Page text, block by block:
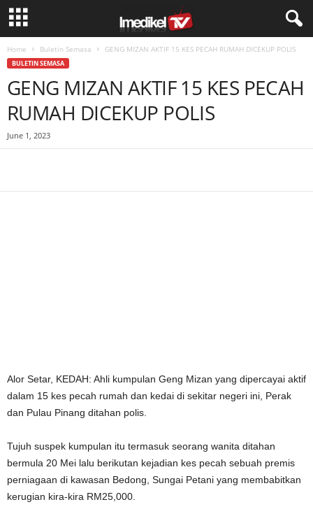
Home Buletin Semasa GENG MIZAN AKTIF 15 KES PECAH RUMAH DICEKUP POLIS
BULETIN SEMASA
GENG MIZAN AKTIF 15 KES PECAH
RUMAH DICEKUP POLIS
June 1, 2023
Alor Setar, KEDAH: Ahli kumpulan Geng Mizan yang dipercayai aktif
dalam 15 kes pecah rumah dan kedai di sekitar negeri ini, Perak
dan Pulau Pinang ditahan polis.
Tujuh suspek kumpulan itu termasuk seorang wanita ditahan
bermula 20 Mei lalu berikutan kejadian kes pecah sebuah premis
perniagaan di kawasan Bedong, Sungai Petani yang membabitkan
kerugian kira-kira RM25,000.